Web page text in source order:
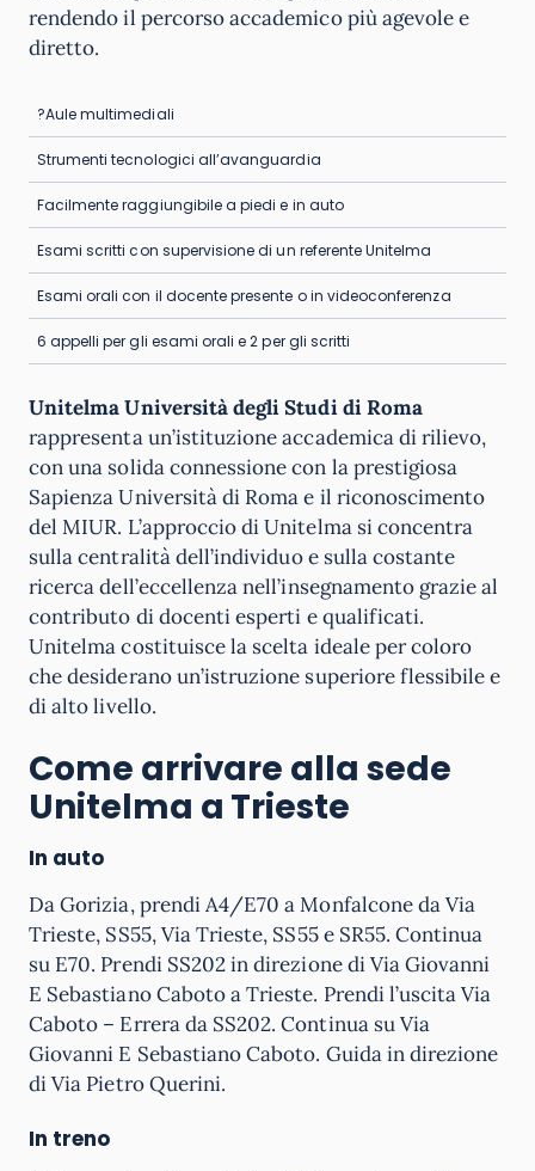
rendendo il percorso accademico più agevole e
diretto.
?Aule multimediali
Strumenti tecnologici all’avanguardia
Facilmente raggiungibile a piedi e in auto
Esami scritti con supervisione di un referente Unitelma
Esami orali con il docente presente o in videoconferenza
6 appelli per gli esami orali e 2 per gli scritti
Unitelma Università degli Studi di Roma
rappresenta un’istituzione accademica di rilievo,
con una solida connessione con la prestigiosa
Sapienza Università di Roma e il riconoscimento
del MIUR. L’approccio di Unitelma si concentra
sulla centralità dell’individuo e sulla costante
ricerca dell’eccellenza nell’insegnamento grazie al
contributo di docenti esperti e qualificati.
Unitelma costituisce la scelta ideale per coloro
che desiderano un’istruzione superiore flessibile e
di alto livello.
Come arrivare alla sede
Unitelma a Trieste
In auto
Da Gorizia, prendi A4/E70 a Monfalcone da Via
Trieste, SS55, Via Trieste, SS55 e SR55. Continua
su E70. Prendi SS202 in direzione di Via Giovanni
E Sebastiano Caboto a Trieste. Prendi l’uscita Via
Caboto – Errera da SS202. Continua su Via
Giovanni E Sebastiano Caboto. Guida in direzione
di Via Pietro Querini.
In treno